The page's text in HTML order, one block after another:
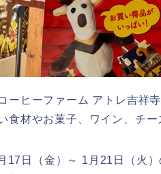
ーヒーファーム アトレ吉祥
食材やお菓子、ワイン、チ
17日（金）～ 1月21日（火